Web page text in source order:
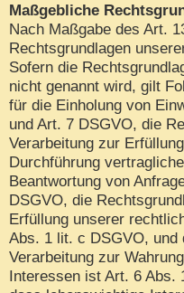
Maßgebliche
Nach Maßgabe des Art.
Rechtsgrundlagen
Sofern die
nicht genannt wird, gilt
für die Einholung von
und Art. 7 DSGVO, die
Verarbeitung zur
Durchführung
Beantwortung von
DSGVO, die
Erfüllung unserer
Abs. 1 lit. c DSGVO, und
Verarbeitung zur
Interessen ist Art. 6 Abs.